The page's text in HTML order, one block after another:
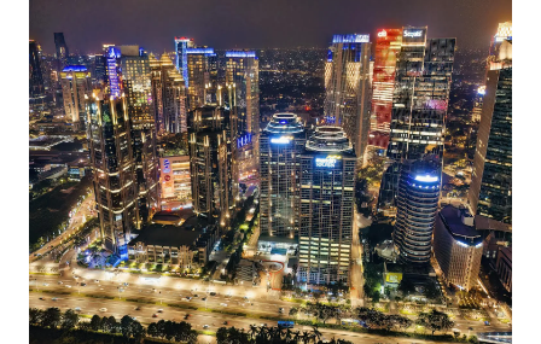
g